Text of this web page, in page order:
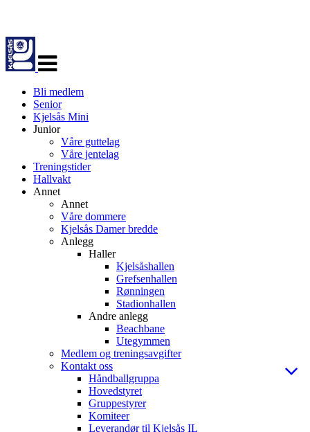
navigasjon
Bli medlem
Senior
Kjelsås Mini
Junior
Våre guttelag
Våre jentelag
Treningstider
Hallvakt
Annet
Annet
Våre dommere
Kjelsås Damer bredde
Anlegg
Haller
Kjelsåshallen
Grefsenhallen
Rønningen
Stadionhallen
Andre anlegg
Beachbane
Utegymmen
Medlem og treningsavgifter
Kontakt oss
Håndballgruppa
Hovedstyret
Gruppestyrer
Komiteer
Leverandør til Kjelsås IL